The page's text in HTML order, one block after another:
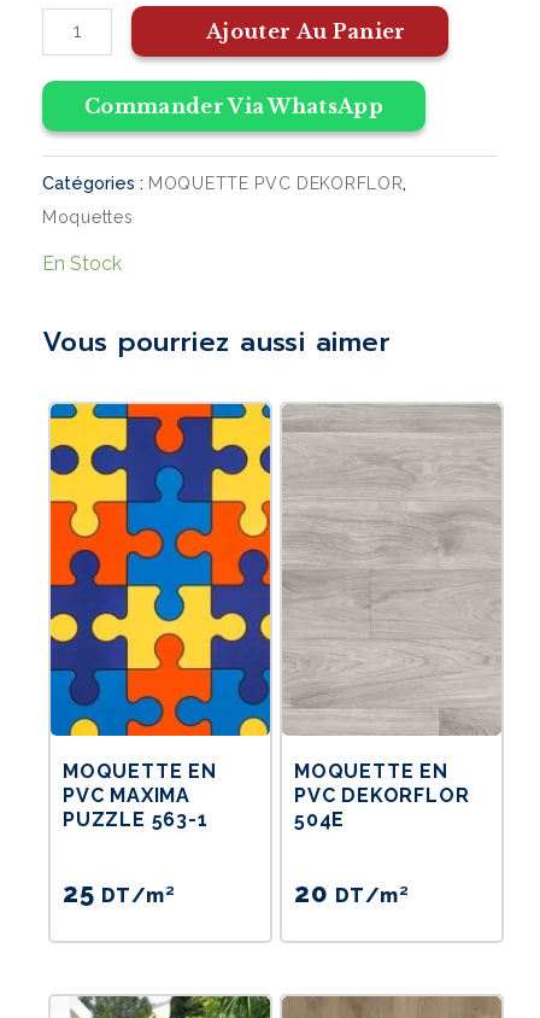
Ajouter Au Panier
Commander Via WhatsApp
Catégories : MOQUETTE PVC DEKORFLOR,
Moquettes
En Stock
Vous pourriez aussi aimer
MOQUETTE EN
PVC MAXIMA
PUZZLE 563-1
25 DT/m²
MOQUETTE EN
PVC DEKORFLOR
504E
20 DT/m²